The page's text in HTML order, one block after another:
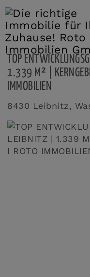
TOP
1.339 M² |
IMMOBILIEN
8430 Leibnitz,